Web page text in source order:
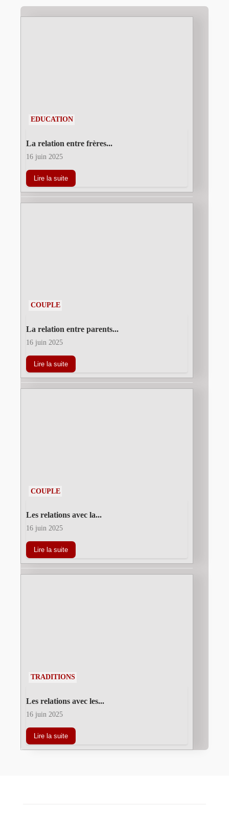
EDUCATION
La relation entre frères...
16 juin 2025
Lire la suite
COUPLE
La relation entre parents...
16 juin 2025
Lire la suite
COUPLE
Les relations avec la...
16 juin 2025
Lire la suite
TRADITIONS
Les relations avec les...
16 juin 2025
Lire la suite